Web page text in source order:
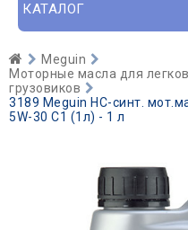
КАТАЛОГ
Meguin
Моторные масла для
грузовиков
3189 Meguin НС-синт.
5W-30 C1 (1л) - 1 л